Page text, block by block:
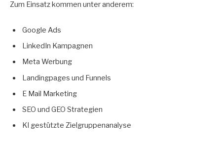
Zum Einsatz kommen unter anderem:
Google Ads
LinkedIn Kampagnen
Meta Werbung
Landingpages und Funnels
E Mail Marketing
SEO und GEO Strategien
KI gestützte Zielgruppenanalyse